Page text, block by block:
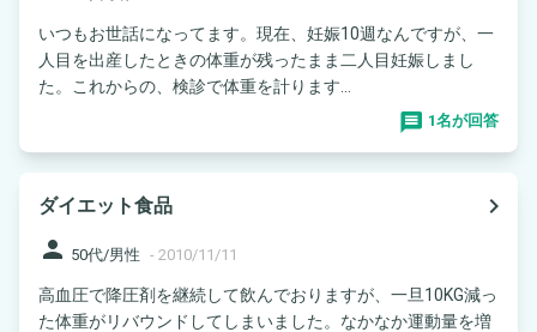
いつもお世話になってます。現在、妊娠10週なんですが、一
人目を出産したときの体重が残ったまま二人目妊娠しまし
た。これからの、検診で体重を計ります...
1名が回答
ダイエット食品
navigate_next
person 50代/男性 - 2010/11/11
高血圧で降圧剤を継続して飲んでおりますが、一旦10KG減っ
た体重がリバウンドしてしまいました。なかなか運動量を増